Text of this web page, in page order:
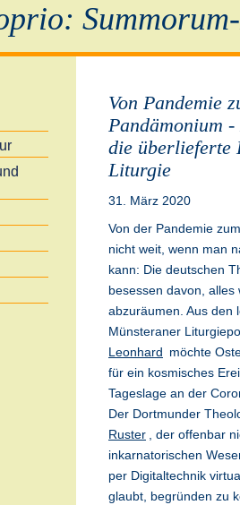
Von Pandemie
Pandämonium
die überlieferte
Liturgie
31. März 2020
Von der Pandemie
nicht weit, wenn man
kann: Die deutschen
besessen davon, alles
abzuräumen. Aus den
Münsteraner
Leonhard möchte
für ein kosmisches
Tageslage an der
Der Dortmunder
Ruster
, der offenbar
inkarnatorischen
per Digitaltechnik
glaubt, begründen zu